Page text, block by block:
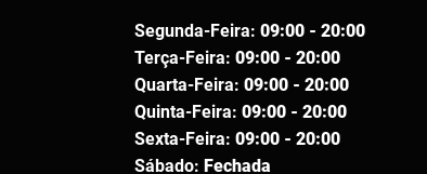
Segunda-Feira: 09:00 - 20:00
Terça-Feira: 09:00 - 20:00
Quarta-Feira: 09:00 - 20:00
Quinta-Feira: 09:00 - 20:00
Sexta-Feira: 09:00 - 20:00
Sábado: Fechada